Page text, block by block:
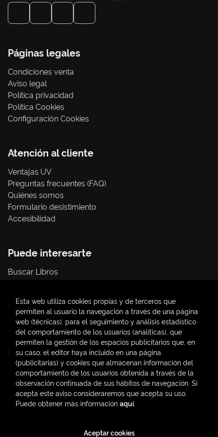
Páginas legales
Condiciones venta
Aviso legal
Política privacidad
Política Cookies
Configuración Cookies
Atención al cliente
Ventajas UV
Preguntas frecuentes (FAQ)
Quiénes somos
Formulario desistimiento
Accesibilidad
Puede interesarte
Buscar Libros
Papelería / material oficina
Consumo Sostenible
Contacto
C/ Amadeo de Saboya, 4
(+34) 963828968
latendauv@fundacio.es
Formulario de contacto
Esta web utiliza cookies propias y de terceros que
permiten al usuario la navegación a través de una página
web (técnicas), para el seguimiento y análisis estadístico
del comportamiento de los usuarios (analíticas), que
permiten la gestión de los espacios publicitarios que, en
su caso, el editor haya incluido en una página
(publicitarias) y cookies que almacenan información del
comportamiento de los usuarios obtenida a través de la
observación continuada de sus hábitos de navegación. Si
acepta este aviso consideraremos que acepta su uso.
Puede obtener más información aquí.
Aceptar cookies